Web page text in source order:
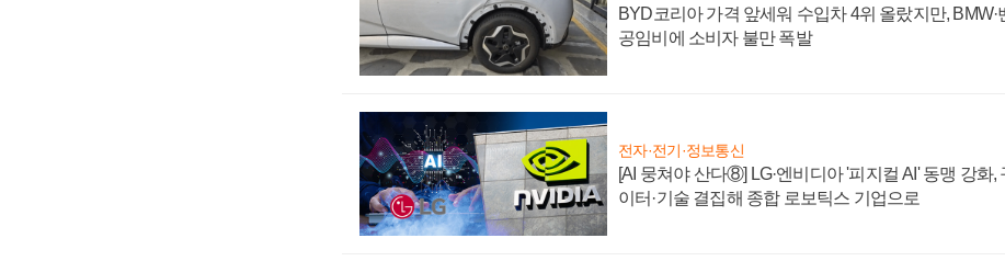
BYD코리아 가격 앞세워 수입차 4위 올랐지만, BMW·
공임비에 소비자 불만 폭발
전자·전기·정보통신
[AI 뭉쳐야 산다⑧] LG·엔비디아 '피지컬 AI' 동맹 강화,
이터·기술 결집해 종합 로보틱스 기업으로